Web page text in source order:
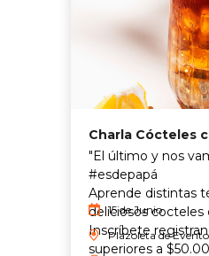
Charla Cócteles
"El último y nos
#esdepapá
Aprende distintas
deliciosos cocteles
Inscríbete
superiores a
15 de Junio
Plazoleta de